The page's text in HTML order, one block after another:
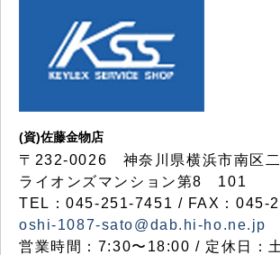
(資)佐藤金物店
〒232-0026 神奈川県横浜市南区
ライオンズマンション第8 101
TEL：045-251-7451 / FAX：045-
oshi-1087-sato@dab.hi-ho.ne.jp
営業時間：7:30〜18:00 / 定休日：